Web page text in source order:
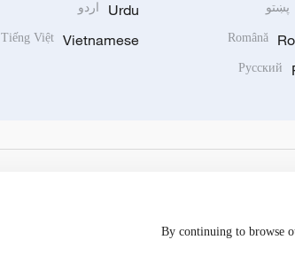
پښتو
Română
Русский
Urdu اردو
Vietnamese
Tiếng Việt
By continuing to browse